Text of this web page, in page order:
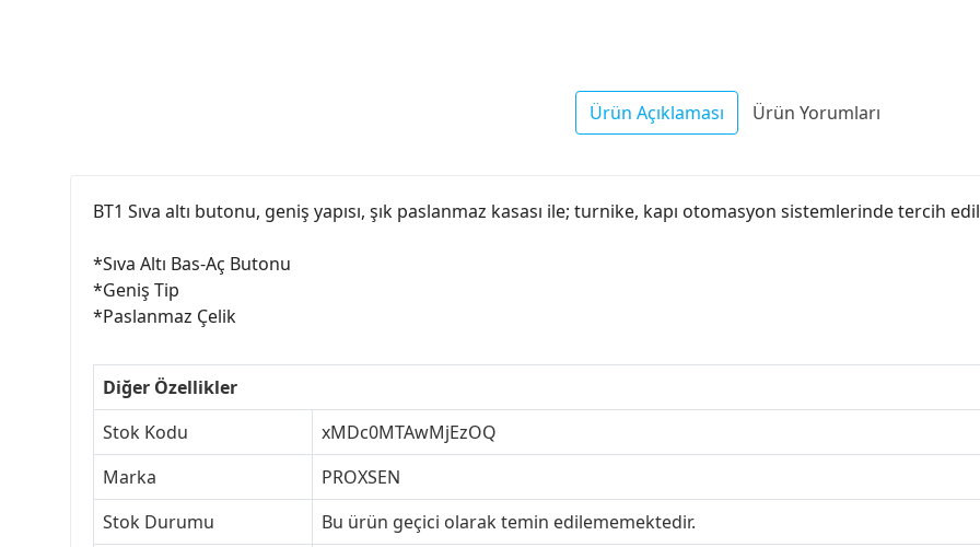
Ürün Açıklaması Ürün Yorumları
BT1 Sıva altı butonu, geniş yapısı, şık paslanmaz kasası ile; turnike, kapı otomasyon sistemlerinde tercih
*Sıva Altı Bas-Aç Butonu
*Geniş Tip
*Paslanmaz Çelik
Diğer Özellikler
Stok Kodu
xMDc0MTAwMjEzOQ
Marka
PROXSEN
Stok Durumu
Bu ürün geçici olarak temin edilememektedir.